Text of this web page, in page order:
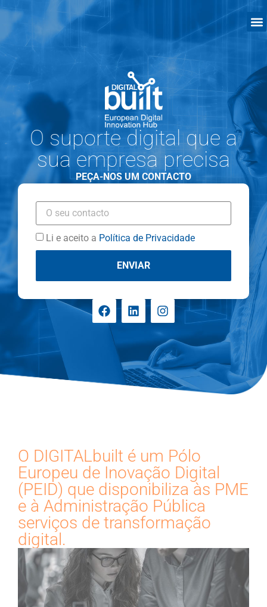
O suporte digital que a
sua empresa precisa
PEÇA-NOS UM CONTACTO
Li e aceito a Política de Privacidade
ENVIAR
O DIGITALbuilt é um Pólo
Europeu de Inovação Digital
(PEID) que disponibiliza às PME
e à Administração Pública
serviços de transformação
digital.